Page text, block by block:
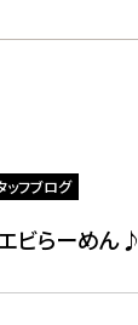
ッフブログ
ビらーめん♪